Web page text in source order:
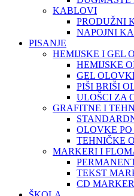
KABLOVI
PRODUŽNI
NAPOJNI
PISANJE
HEMIJSKE I GEL
HEMIJSKE
GEL
PIŠI BRIŠI
ULOŠCI ZA
GRAFITNE I
OLOVKE
TEHNIČKE
MARKERI I
TEKST
CD